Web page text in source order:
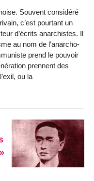
Souvent considéré
c’est pourtant un
d’écrits anarchistes. Il
au nom de l’anarcho-
prend le pouvoir
prennent des
ou la